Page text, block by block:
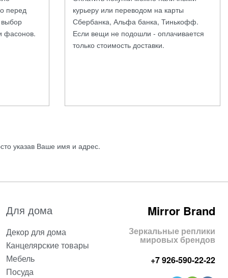
перед
выбор
фасонов.
курьеру или переводом на карты
Сбербанка, Альфа банка, Тинькофф.
Если вещи не подошли - оплачивается
только стоимость доставки.
указав Ваше имя и адрес.
Для дома
Декор для дома
Канцелярские товары
Мебель
Посуда
Mirror Brand
Зеркальные реплики
мировых брендов
+7 926-590-22-22